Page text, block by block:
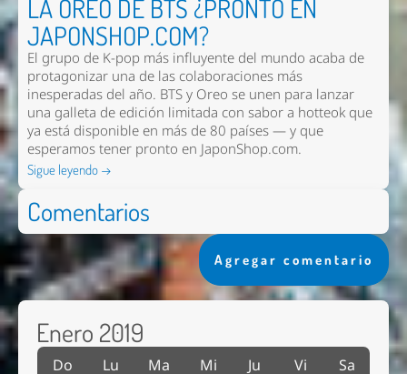
LA OREO DE BTS ¿PRONTO EN
JAPONSHOP.COM?
El grupo de K-pop más influyente del mundo acaba de
protagonizar una de las colaboraciones más
inesperadas del año. BTS y Oreo se unen para lanzar
una galleta de edición limitada con sabor a hotteok que
ya está disponible en más de 80 países — y que
esperamos tener pronto en JaponShop.com.
Sigue leyendo →
Comentarios
Agregar comentario
Enero 2019
Do Lu Ma Mi Ju Vi Sa